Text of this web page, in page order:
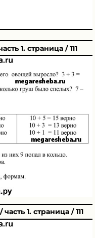
1. страница / 111
1. страница / 111